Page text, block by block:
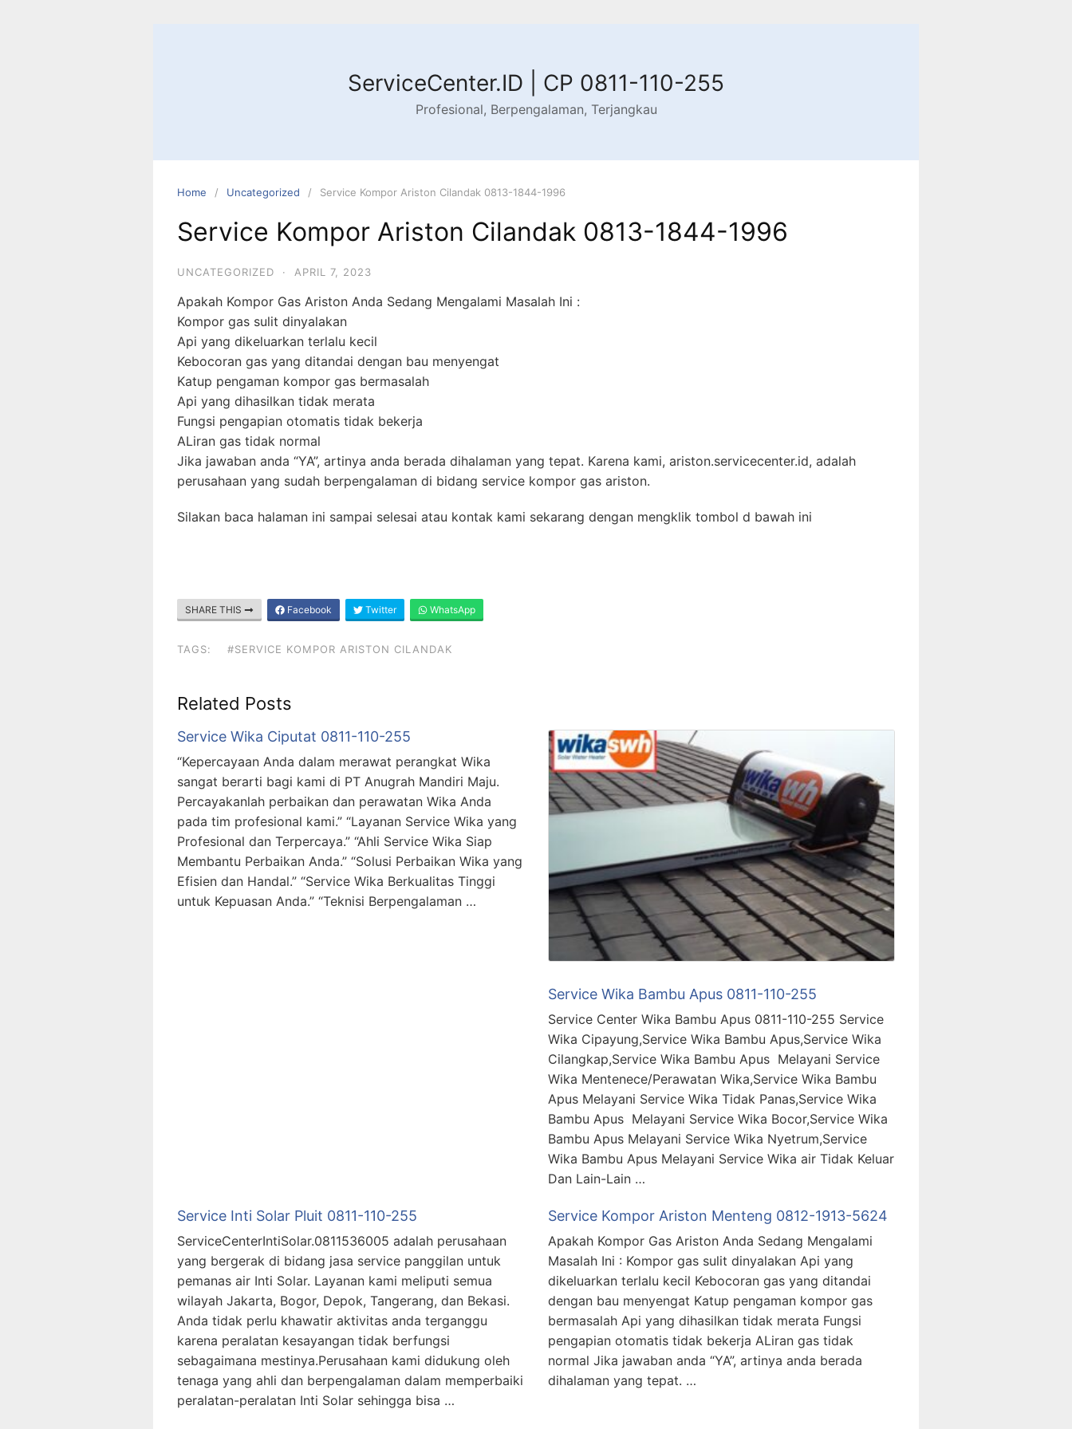
ServiceCenter.ID | CP 0811-110-255
Profesional, Berpengalaman, Terjangkau
Home Uncategorized Service Kompor Ariston Cilandak 0813-1844-1996
Service Kompor Ariston Cilandak 0813-1844-1996
UNCATEGORIZED · APRIL 7, 2023
Apakah Kompor Gas Ariston Anda Sedang Mengalami Masalah Ini :
Kompor gas sulit dinyalakan
Api yang dikeluarkan terlalu kecil
Kebocoran gas yang ditandai dengan bau menyengat
Katup pengaman kompor gas bermasalah
Api yang dihasilkan tidak merata
Fungsi pengapian otomatis tidak bekerja
ALiran gas tidak normal
Jika jawaban anda “YA”, artinya anda berada dihalaman yang tepat. Karena kami, ariston.servicecenter.id, adalah
perusahaan yang sudah berpengalaman di bidang service kompor gas ariston.
Silakan baca halaman ini sampai selesai atau kontak kami sekarang dengan mengklik tombol d bawah ini
SHARE THIS Facebook Twitter WhatsApp
TAGS: #SERVICE KOMPOR ARISTON CILANDAK
Related Posts
Service Wika Ciputat 0811-110-255
“Kepercayaan Anda dalam merawat perangkat Wika
sangat berarti bagi kami di PT Anugrah Mandiri Maju.
Percayakanlah perbaikan dan perawatan Wika Anda
pada tim profesional kami.” “Layanan Service Wika yang
Profesional dan Terpercaya.” “Ahli Service Wika Siap
Membantu Perbaikan Anda.” “Solusi Perbaikan Wika yang
Efisien dan Handal.” “Service Wika Berkualitas Tinggi
untuk Kepuasan Anda.” “Teknisi Berpengalaman …
Service Wika Bambu Apus 0811-110-255
Service Center Wika Bambu Apus 0811-110-255 Service
Wika Cipayung,Service Wika Bambu Apus,Service Wika
Cilangkap,Service Wika Bambu Apus Melayani Service
Wika Mentenece/Perawatan Wika,Service Wika Bambu
Apus Melayani Service Wika Tidak Panas,Service Wika
Bambu Apus Melayani Service Wika Bocor,Service Wika
Bambu Apus Melayani Service Wika Nyetrum,Service
Wika Bambu Apus Melayani Service Wika air Tidak Keluar
Dan Lain-Lain …
Service Inti Solar Pluit 0811-110-255
ServiceCenterIntiSolar.0811536005 adalah perusahaan
yang bergerak di bidang jasa service panggilan untuk
pemanas air Inti Solar. Layanan kami meliputi semua
wilayah Jakarta, Bogor, Depok, Tangerang, dan Bekasi.
Anda tidak perlu khawatir aktivitas anda terganggu
karena peralatan kesayangan tidak berfungsi
sebagaimana mestinya.Perusahaan kami didukung oleh
tenaga yang ahli dan berpengalaman dalam memperbaiki
peralatan-peralatan Inti Solar sehingga bisa …
Service Kompor Ariston Menteng 0812-1913-5624
Apakah Kompor Gas Ariston Anda Sedang Mengalami
Masalah Ini : Kompor gas sulit dinyalakan Api yang
dikeluarkan terlalu kecil Kebocoran gas yang ditandai
dengan bau menyengat Katup pengaman kompor gas
bermasalah Api yang dihasilkan tidak merata Fungsi
pengapian otomatis tidak bekerja ALiran gas tidak
normal Jika jawaban anda “YA”, artinya anda berada
dihalaman yang tepat. …